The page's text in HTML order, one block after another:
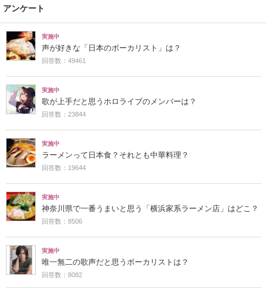
アンケート
実施中
声が好きな「日本のボーカリスト」は？
回答数：49461
実施中
歌が上手だと思うホロライブのメンバーは？
回答数：23844
実施中
ラーメンって日本食？それとも中華料理？
回答数：19644
実施中
神奈川県で一番うまいと思う「横浜家系ラーメン店」はどこ？
回答数：8506
実施中
唯一無二の歌声だと思うボーカリストは？
回答数：8082